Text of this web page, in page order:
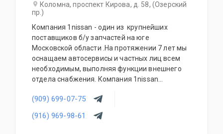
Коломна, проспект Кирова, д. 58, (Озерский
пр.)
Компания 1nissan - один из крупнейших
поставщиков б/у запчастей на юге
Московской области .На протяжении 7 лет мы
оснащаем автосервисы и частных лиц всем
необходимым, выполняя функции внешнего
отдела снабжения. Компания 1nissan
электрику, двигатели, коробки передач и
(909) 699-07-75
(916) 969-98-61